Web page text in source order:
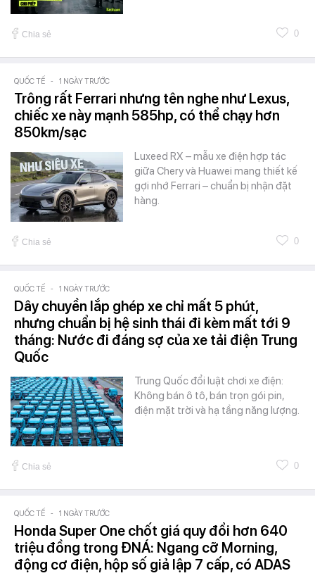
Chia sẻ 0
QUỐC TẾ - 1 NGÀY TRƯỚC
Trông rất Ferrari nhưng tên nghe như Lexus,
chiếc xe này mạnh 585hp, có thể chạy hơn
850km/sạc
Luxeed RX – mẫu xe điện hợp tác
giữa Chery và Huawei mang thiết kế
gợi nhớ Ferrari – chuẩn bị nhận đặt
hàng.
Chia sẻ 0
QUỐC TẾ - 1 NGÀY TRƯỚC
Dây chuyền lắp ghép xe chỉ mất 5 phút,
nhưng chuẩn bị hệ sinh thái đi kèm mất tới 9
tháng: Nước đi đáng sợ của xe tải điện Trung
Quốc
Trung Quốc đổi luật chơi xe điện:
Không bán ô tô, bán trọn gói pin,
điện mặt trời và hạ tầng năng lượng.
Chia sẻ 0
QUỐC TẾ - 1 NGÀY TRƯỚC
Honda Super One chốt giá quy đổi hơn 640
triệu đồng trong ĐNÁ: Ngang cỡ Morning,
động cơ điện, hộp số giả lập 7 cấp, có ADAS